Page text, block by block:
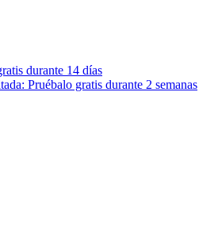
durante 14 días
Pruébalo gratis durante 2 semanas